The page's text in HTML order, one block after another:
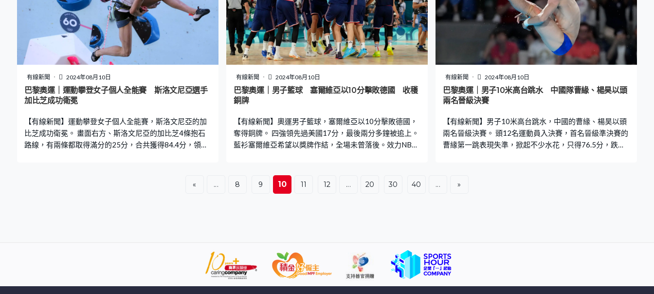
再贏一項重要錦標。
有線新聞 2024年08月10日
巴黎奧運｜運動攀登女子個人全能賽 斯洛文尼亞選手
加比芝成功衛冕
【有線新聞】運動攀登女子個人全能賽，斯洛文尼亞的加
比芝成功衛冕。 畫面右方、斯洛文尼亞的加比芝4條抱石
路線，有兩條都取得滿分的25分，合共獲得84.4分，領先
有線新聞 2024年08月10日
巴黎奧運｜男子籃球 塞爾維亞以10分擊敗德國 收穫
銅牌
【有線新聞】奧運男子籃球，塞爾維亞以10分擊敗德國，
奪得銅牌。 四強領先過美國17分，最後兩分多鐘被追上。
藍衫塞爾維亞希望以獎牌作結，全場未曾落後。效力NBA
一段10比0，鞏固優勢。 德國主力控球後衛舒路達全場被
凍結，11射僅得4中，交出13分。塞爾維亞六人得分雙位
有線新聞 2024年08月10日
巴黎奧運｜男子10米高台跳水 中國隊曹緣、楊昊以頭
兩名晉級決賽
【有線新聞】男子10米高台跳水，中國的曹緣、楊昊以頭
兩名晉級決賽。 頭12名運動員入決賽，首名晉級準決賽的
曹緣第一跳表現失準，掀起不少水花，只得76.5分，跌至
« ... 8 9 10 11 12 ... 20 30 40 ... »